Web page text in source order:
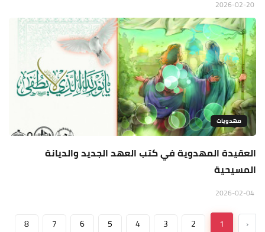
مهدويات
العقيدة المهدوية في كتب العهد الجديد والديانة
المسيحية
‹
1
2
3
4
5
6
7
8